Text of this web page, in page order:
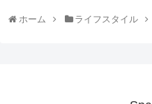
ホーム ライフスタイル